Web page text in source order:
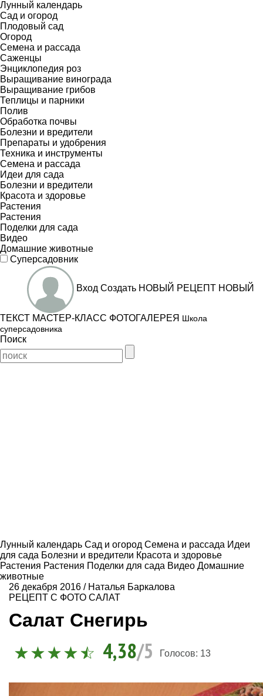
Лунный календарь
Сад и огород
Плодовый сад
Огород
Семена и рассада
Саженцы
Энциклопедия роз
Выращивание винограда
Выращивание грибов
Теплицы и парники
Полив
Обработка почвы
Болезни и вредители
Препараты и удобрения
Техника и инструменты
Семена и рассада
Идеи для сада
Болезни и вредители
Красота и здоровье
Растения
Растения
Поделки для сада
Видео
Домашние животные
Суперсадовник
Вход Создать НОВЫЙ РЕЦЕПТ НОВЫЙ
ТЕКСТ МАСТЕР-КЛАСС ФОТОГАЛЕРЕЯ Школа
суперсадовника
Поиск
Лунный календарь Сад и огород Семена и рассада Идеи
для сада Болезни и вредители Красота и здоровье
Растения Растения Поделки для сада Видео Домашние
животные
26 декабря 2016 / Наталья Баркалова
РЕЦЕПТ С ФОТО САЛАТ
Салат Снегирь
4,38/5 Голосов: 13